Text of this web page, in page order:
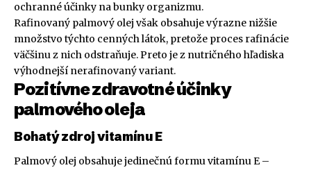
ochranné účinky na bunky organizmu.
Rafinovaný palmový olej však obsahuje výrazne nižšie
množstvo týchto cenných látok, pretože proces rafinácie
väčšinu z nich odstraňuje. Preto je z nutričného hľadiska
výhodnejší nerafinovaný variant.
Pozitívne zdravotné účinky
palmového oleja
Bohatý zdroj vitamínu E
Palmový olej obsahuje jedinečnú formu vitamínu E –